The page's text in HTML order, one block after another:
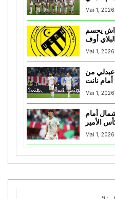
Mai 1, 2026
يحسم
Mai 1, 2026
عبدلي من
أمام نانت
Mai 1, 2026
أمام
الأمير
Mai 1, 2026